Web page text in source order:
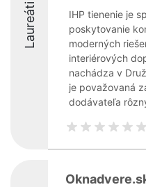
Laureáti
IHP tienenie je
poskytovanie
moderných
interiérových
nachádza v
je považovaná
dodávateľa